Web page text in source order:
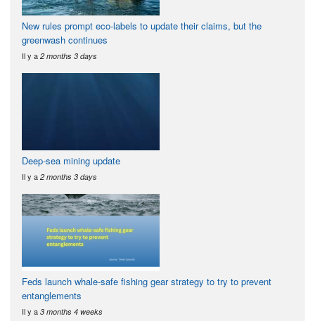
New rules prompt eco-labels to update their claims, but the
greenwash continues
Il y a 2 months 3 days
Deep-sea mining update
Il y a 2 months 3 days
Feds launch whale-safe fishing gear strategy to try to prevent
entanglements
Il y a 3 months 4 weeks